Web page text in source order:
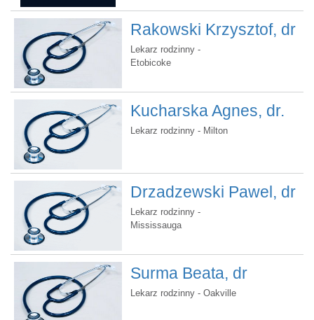
konsultacja lekarska.
Rakowski Krzysztof, dr
Lekarz rodzinny -
Etobicoke
Kucharska Agnes, dr.
Lekarz rodzinny - Milton
Drzadzewski Pawel, dr
Lekarz rodzinny -
Mississauga
Surma Beata, dr
Lekarz rodzinny - Oakville